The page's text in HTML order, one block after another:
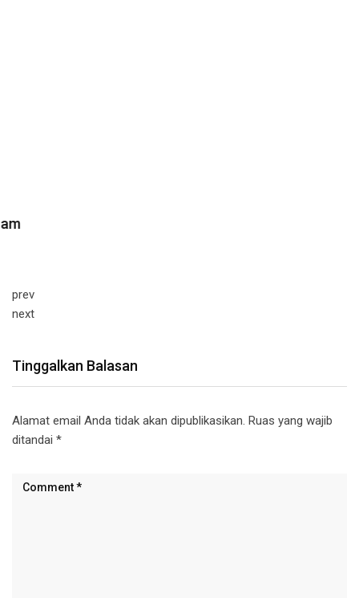
prev
next
Tinggalkan Balasan
Alamat email Anda tidak akan dipublikasikan. Ruas yang wajib
ditandai *